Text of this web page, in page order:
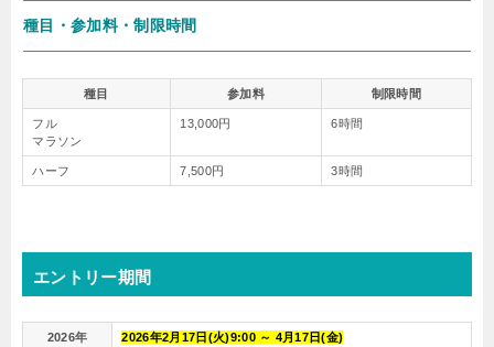
種目・参加料・制限時間
種目 参加料 制限時間
フル
マラソン
13,000円 6時間
ハーフ 7,500円 3時間
エントリー期間
2026年 2026年2月17日(火)9:00 ～ 4月17日(金)